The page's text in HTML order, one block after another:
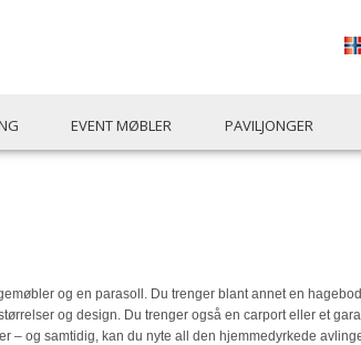
EVENT MØBLER PAVILJONGER
og en parasoll. Du trenger blant annet en
og design. Du trenger også en carport eller et
– og samtidig, kan du nyte all den hjemmedyrkede